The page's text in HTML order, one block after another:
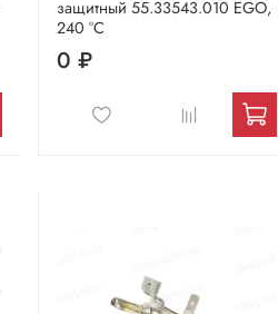
защитный 55.33543.010 EGO,
240 °C
0 ₽